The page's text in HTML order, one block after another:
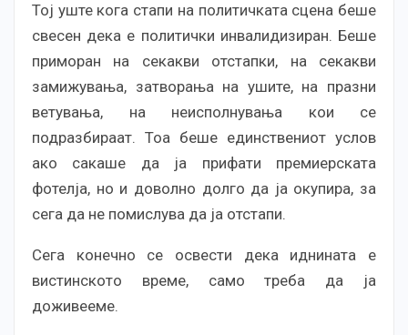
Тој уште кога стапи на политичката сцена беше
свесен дека е политички инвалидизиран. Беше
приморан на секакви отстапки, на секакви
замижувања, затворања на ушите, на празни
ветувања, на неисполнувања кои се
подразбираат. Тоа беше единствениот услов
ако сакаше да ја прифати премиерската
фотелја, но и доволно долго да ја окупира, за
сега да не помислува да ја отстапи.
Сега конечно се освести дека иднината е
вистинското време, само треба да ја
доживееме.